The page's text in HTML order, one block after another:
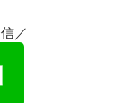
／